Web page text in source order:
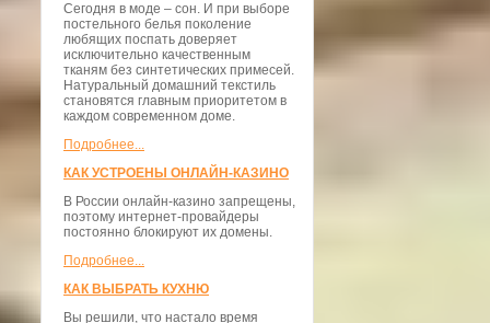
Сегодня в моде – сон. И при выборе
постельного белья поколение
любящих поспать доверяет
исключительно качественным
тканям без синтетических примесей.
Натуральный домашний текстиль
становятся главным приоритетом в
каждом современном доме.
Подробнее...
КАК УСТРОЕНЫ ОНЛАЙН-КАЗИНО
В России онлайн-казино запрещены,
поэтому интернет-провайдеры
постоянно блокируют их домены.
Подробнее...
КАК ВЫБРАТЬ КУХНЮ
Вы решили, что настало время